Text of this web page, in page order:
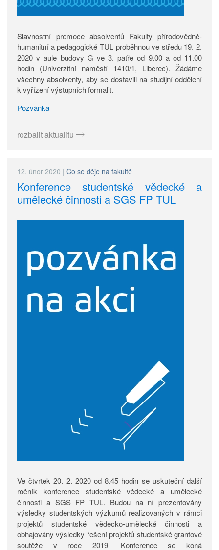
Slavnostní promoce absolventů Fakulty přírodovědně-
humanitní a pedagogické TUL proběhnou ve středu 19. 2.
2020 v aule budovy G ve 3. patře od 9.00 a od 11.00
hodin (Univerzitní náměstí 1410/1, Liberec). Žádáme
všechny absolventy, aby se dostavili na studijní oddělení
k vyřízení výstupních formalit.
Pozvánka
rozbalit aktualitu
12. únor 2020 | Co se děje na fakultě
Konference studentské vědecké a
umělecké činnosti a SGS FP TUL
Ve čtvrtek 20. 2. 2020 od 8.45 hodin se uskuteční další
ročník konference studentské vědecké a umělecké
činnosti a SGS FP TUL. Budou na ní prezentovány
výsledky studentských výzkumů realizovaných v rámci
projektů studentské vědecko-umělecké činnosti a
obhajovány výsledky řešení projektů studentské grantové
soutěže v roce 2019. Konference se koná